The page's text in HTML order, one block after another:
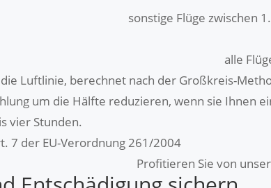
sonstige Flüge zwischen
alle
Luftlinie, berechnet nach der Großkreis-
um die Hälfte reduzieren, wenn sie Ihnen
vier Stunden.
7 der EU-Verordnung 261/2004
Profitieren Sie von